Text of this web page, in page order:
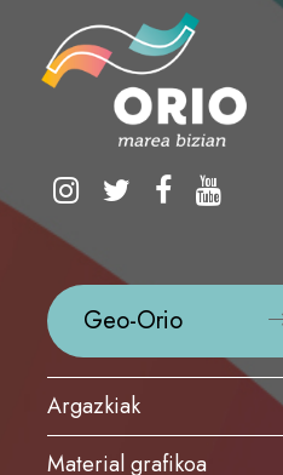
Geo-Orio
Argazkiak
Material grafikoa